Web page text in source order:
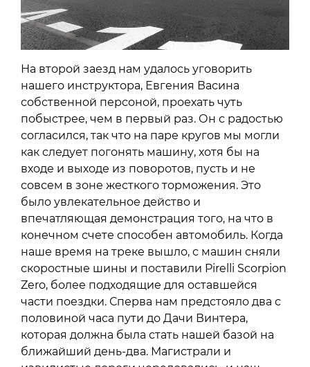
На второй заезд нам удалось уговорить
нашего инструктора, Евгения Васина
собственной персоной, проехать чуть
побыстрее, чем в первый раз. Он с радостью
согласился, так что на паре кругов мы могли
как следует погонять машину, хотя бы на
входе и выходе из поворотов, пусть и не
совсем в зоне жесткого торможения. Это
было увлекательное действо и
впечатляющая демонстрация того, на что в
конечном счете способен автомобиль. Когда
наше время на треке вышло, с машин сняли
скоростные шины и поставили Pirelli Scorpion
Zero, более подходящие для оставшейся
части поездки. Сперва нам предстояло два с
половиной часа пути до Дачи Винтера,
которая должна была стать нашей базой на
ближайший день-два. Магистрали и